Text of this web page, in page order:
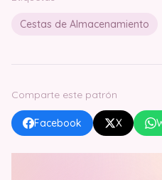
Cestas de Almacenamiento
Comparte este patrón
Facebook X